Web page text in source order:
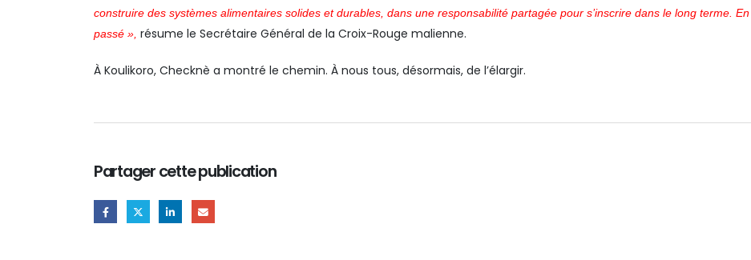
construire des systèmes alimentaires solides et durables, dans une responsabilité partagée pour s’inscrire dans le long terme.
passé », résume le Secrétaire Général de la Croix-Rouge malienne.
À Koulikoro, Checknè a montré le chemin. À nous tous, désormais, de l’élargir.
Partager cette publication